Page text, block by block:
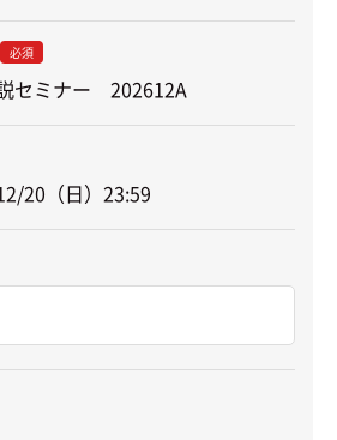
必須
セミナー　202612A
20（日）23:59